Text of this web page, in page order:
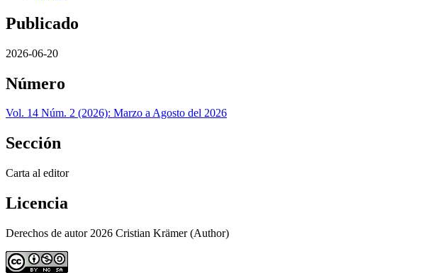
Publicado
2026-06-20
Número
Vol. 14 Núm. 2 (2026): Marzo a Agosto del 2026
Sección
Carta al editor
Licencia
Derechos de autor 2026 Cristian Krämer (Author)